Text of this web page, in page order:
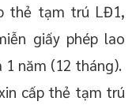
thẻ tạm trú LĐ1,
giấy phép lao
năm (12 tháng).
cấp thẻ tạm trú